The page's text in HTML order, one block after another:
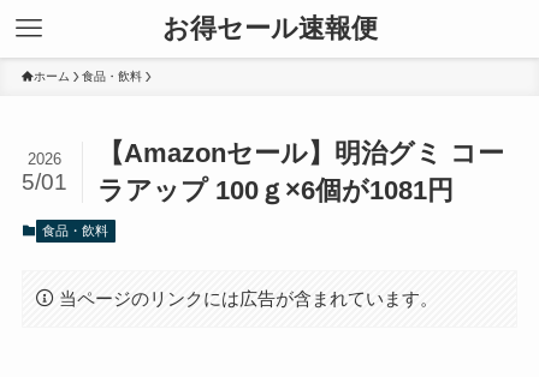
お得セール速報便
ホーム 食品・飲料
【Amazonセール】明治グミ コー
ラアップ 100ｇ×6個が1081円
2026
5/01
食品・飲料
当ページのリンクには広告が含まれています。